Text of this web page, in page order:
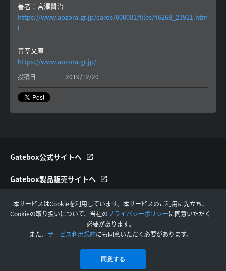
本サービスはCookieを利用しています。本サービスのご利用に先立ち、
Cookieの取り扱いについて、当社のプライバシーポリシーに同意いただく
必要があります。
また、 サービス利用規約にも同意いただく必要があります。
同意する
著者：宮澤賢治
https://www.aozora.gr.jp/cards/000081/files/46268_23911.htm
l
青空文庫
https://www.aozora.gr.jp/
投稿日 2019/12/20
Gatebox公式サイトへ
Gatebox製品販売サイトへ
Gatebox Video利用規約